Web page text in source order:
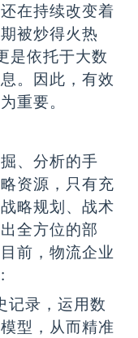
在持续改变着
被炒得火热
是依托于大数
。因此，有效
重要。
、分析的手
资源，只有充
略规划、战术
全方位的部
前，物流企业
记录，运用数
型，从而精准